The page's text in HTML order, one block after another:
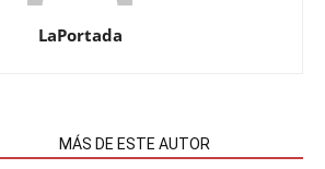
LaPortada
MÁS DE ESTE AUTOR